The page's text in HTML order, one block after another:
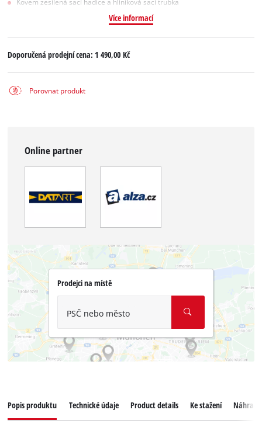
Kovem zesílená sací hadice a hliníková sací trubka
Více informací
Doporučená prodejní cena:1 490,00 Kč
Porovnat produkt
Online partner
Prodejci na místě
PSČ nebo město
Popis produktu Technické údaje Product details Ke stažení